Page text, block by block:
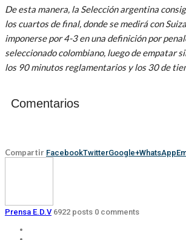
De esta manera, la Selección argentina
los cuartos de final, donde se medirá con
imponerse por 4-3 en una definición por
seleccionado colombiano, luego de empatar
los 90 minutos reglamentarios y los 30 de
Comentarios
Compartir FacebookTwitterGoogle+WhatsApp
Prensa E.D.V 6922 posts 0 comments